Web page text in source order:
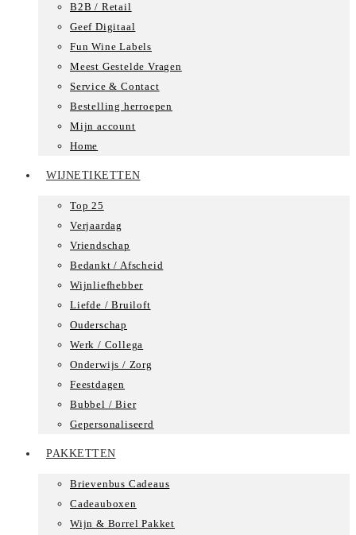
B2B / Retail
Geef Digitaal
Fun Wine Labels
Meest Gestelde Vragen
Service & Contact
Bestelling herroepen
Mijn account
Home
WIJNETIKETTEN
Top 25
Verjaardag
Vriendschap
Bedankt / Afscheid
Wijnliefhebber
Liefde / Bruiloft
Ouderschap
Werk / Collega
Onderwijs / Zorg
Feestdagen
Bubbel / Bier
Gepersonaliseerd
PAKKETTEN
Brievenbus Cadeaus
Cadeauboxen
Wijn & Borrel Pakket